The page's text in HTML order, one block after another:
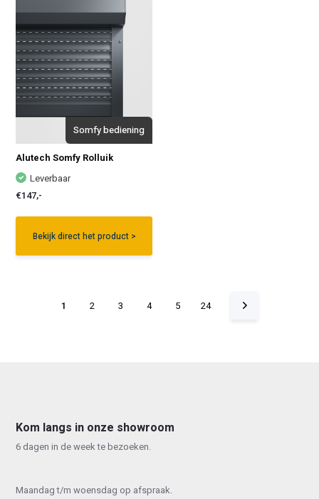
Somfy bediening
Alutech Somfy Rolluik
Leverbaar
€147,-
Bekijk direct het product >
1 2 3 4 5 24
Kom langs in onze showroom
6 dagen in de week te bezoeken.
Maandag t/m woensdag op afspraak.